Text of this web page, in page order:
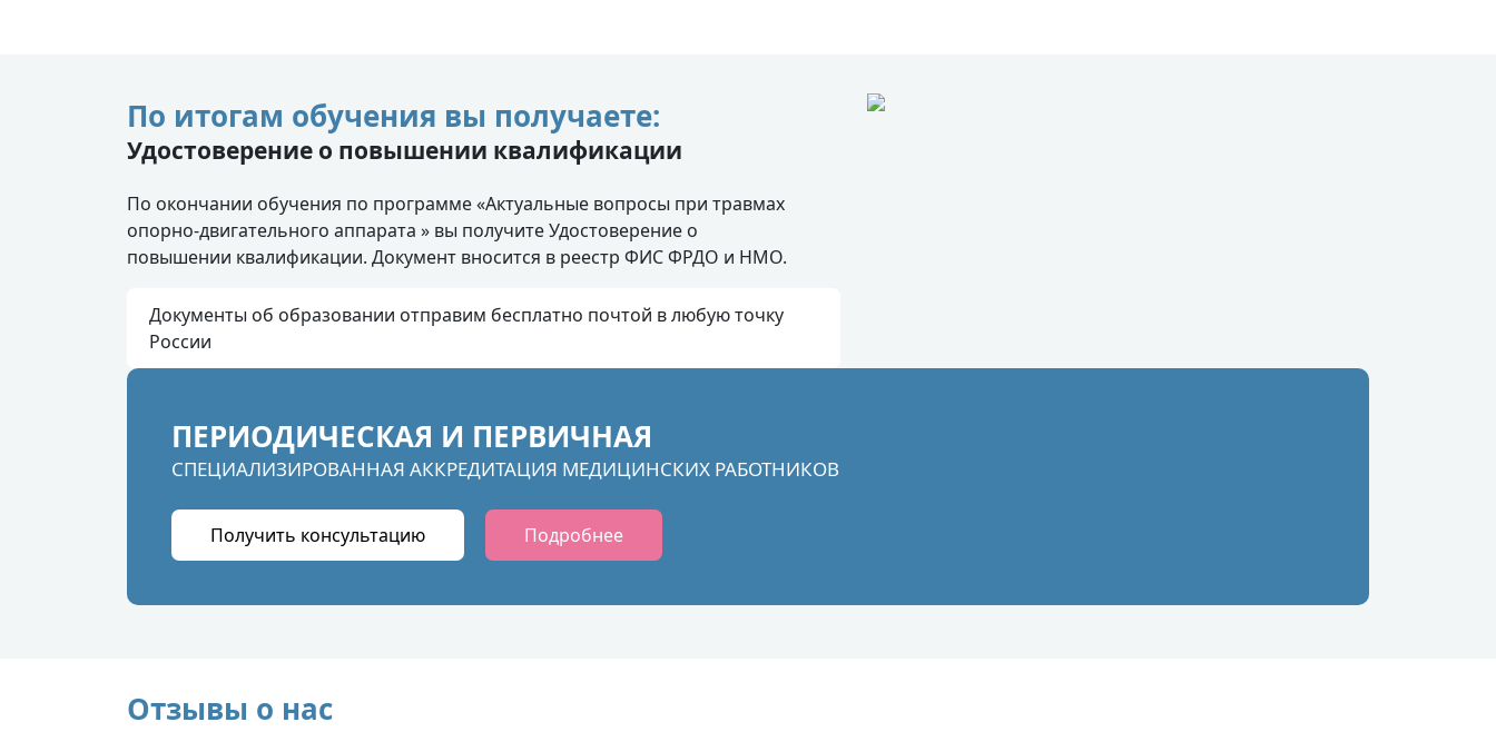
По итогам обучения вы получаете:
Удостоверение о повышении квалификации
По окончании обучения по программе «Актуальные вопросы при травмах
опорно-двигательного аппарата » вы получите Удостоверение о
повышении квалификации. Документ вносится в реестр ФИС ФРДО и НМО.
Документы об образовании отправим бесплатно почтой в любую точку
России
ПЕРИОДИЧЕСКАЯ И ПЕРВИЧНАЯ
СПЕЦИАЛИЗИРОВАННАЯ АККРЕДИТАЦИЯ МЕДИЦИНСКИХ РАБОТНИКОВ
Получить консультацию Подробнее
Отзывы о нас